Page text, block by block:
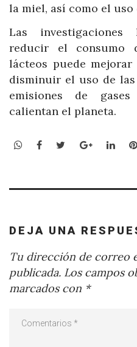
la miel, así como el uso
Las investigaciones
reducir el consumo
lácteos puede
disminuir el uso de
emisiones de
calientan el planeta.
WhatsApp
Facebook
TwitterGoogle+
DEJA UNA
Tu dirección de correo
publicada. Los campos
marcados con *